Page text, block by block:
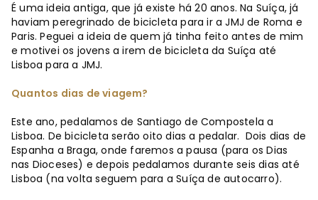
É uma ideia antiga, que já existe há 20 anos. Na Suíça, já
haviam peregrinado de bicicleta para ir a JMJ de Roma e
Paris. Peguei a ideia de quem já tinha feito antes de mim
e motivei os jovens a irem de bicicleta da Suíça até
Lisboa para a JMJ.
Quantos dias de viagem?
Este ano, pedalamos de Santiago de Compostela a
Lisboa. De bicicleta serão oito dias a pedalar. Dois dias de
Espanha a Braga, onde faremos a pausa (para os Dias
nas Dioceses) e depois pedalamos durante seis dias até
Lisboa (na volta seguem para a Suíça de autocarro).